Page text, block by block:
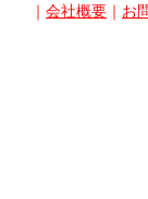
｜ 会社概要 ｜ お